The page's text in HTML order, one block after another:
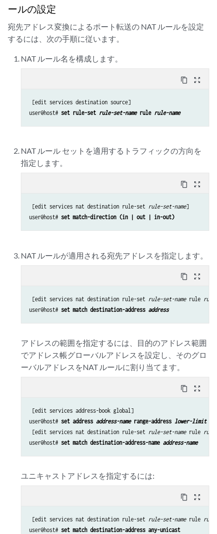
ールの設定
宛先アドレス変換によるポート転送の NAT ルールを設定
するには、次の手順に従います。
NAT ルール名を構成します。
content_copy zoom_out_map
[edit services destination source]
user@host# set rule-set rule-set-name rule rule-name
NAT ルール セットを適用するトラフィックの方向を
指定します。
content_copy zoom_out_map
[edit services nat destination rule-set rule-set-name]
user@host# set match-direction (in | out | in-out)
NAT ルールが適用される宛先アドレスを指定します。
content_copy zoom_out_map
[edit services nat destination rule-set rule-set-name rule rule-
user@host# set match destination-address address
アドレスの範囲を指定するには、目的のアドレス範囲
でアドレス帳グローバルアドレスを設定し、そのグロ
ーバルアドレスをNAT ルールに割り当てます。
content_copy zoom_out_map
[edit services address-book global]
user@host# set address address-name range-address lower-limit
[edit services nat destination rule-set rule-set-name rule rule-
user@host# set match destination-address-name address-name
ユニキャストアドレスを指定するには:
content_copy zoom_out_map
[edit services nat destination rule-set rule-set-name rule rule-
user@host# set match destination-address any-unicast